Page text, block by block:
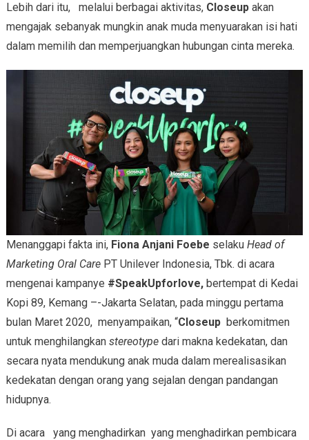
Lebih dari itu, melalui berbagai aktivitas,Closeupakan
mengajak sebanyak mungkin anak muda menyuarakan isi hati
dalam memilih dan memperjuangkan hubungan cinta mereka.
Menanggapi fakta ini, Fiona Anjani Foebe selaku Head of
Marketing Oral CarePT Unilever Indonesia, Tbk. di acara
mengenai kampanye #SpeakUpforlove, bertempat di Kedai
Kopi 89, Kemang –-Jakarta Selatan, pada minggu pertama
bulan Maret 2020, menyampaikan, “Closeupberkomitmen
untuk menghilangkan stereotypedari makna kedekatan, dan
secara nyata mendukung anak muda dalam merealisasikan
kedekatan dengan orang yang sejalan dengan pandangan
hidupnya.
Di acara yang menghadirkan yang menghadirkan pembicara